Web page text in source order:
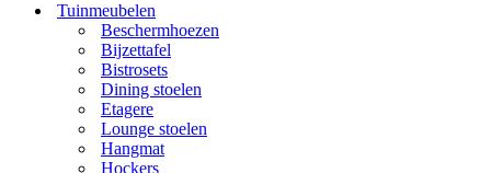
Tuinmeubelen
Beschermhoezen
Bijzettafel
Bistrosets
Dining stoelen
Etagere
Lounge stoelen
Hangmat
Hockers